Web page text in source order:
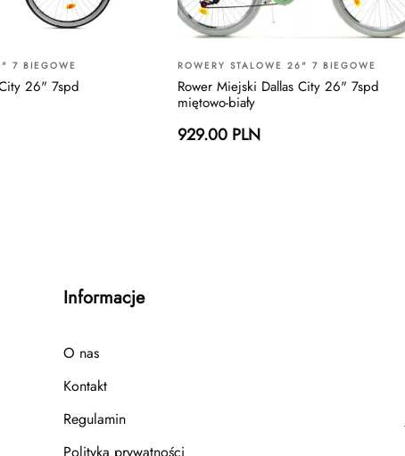
7 BIEGOWE
26" 7spd
ROWERY STALOWE 26" 7 BIEGOWE
Rower Miejski Dallas City 26" 7spd
miętowo-biały
929.00 PLN
Informacje
O nas
Kontakt
Regulamin
Polityka prywatności